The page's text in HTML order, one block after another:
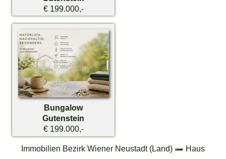
€ 199.000,-
Bungalow
Gutenstein
€ 199.000,-
Immobilien Bezirk Wiener Neustadt (Land)
Haus